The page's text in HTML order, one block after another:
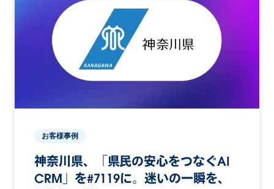
お客様事例
神奈川県、「県民の安心をつなぐAI
CRM」を#7119に。迷いの一瞬を、